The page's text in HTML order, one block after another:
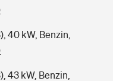
40 kW, Benzin,
43 kW, Benzin,